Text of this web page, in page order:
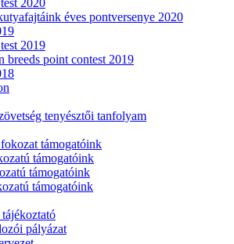
2020
éves pontversenye 2020
2019
breeds point contest 2019
tenyésztői tanfolyam
támogatóink
támogatóink
támogatóink
támogatóink
pályázat